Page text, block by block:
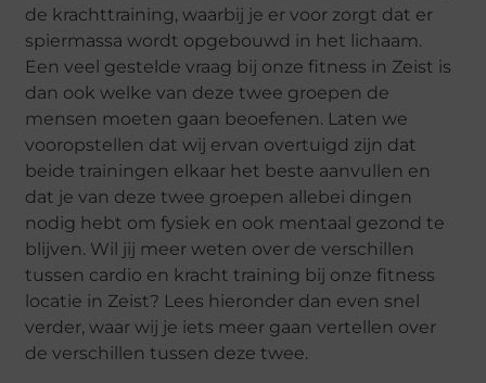
de krachttraining, waarbij je er voor zorgt dat er
spiermassa wordt opgebouwd in het lichaam.
Een veel gestelde vraag bij onze fitness in Zeist is
dan ook welke van deze twee groepen de
mensen moeten gaan beoefenen. Laten we
vooropstellen dat wij ervan overtuigd zijn dat
beide trainingen elkaar het beste aanvullen en
dat je van deze twee groepen allebei dingen
nodig hebt om fysiek en ook mentaal gezond te
blijven. Wil jij meer weten over de verschillen
tussen cardio en kracht training bij onze fitness
locatie in Zeist? Lees hieronder dan even snel
verder, waar wij je iets meer gaan vertellen over
de verschillen tussen deze twee.